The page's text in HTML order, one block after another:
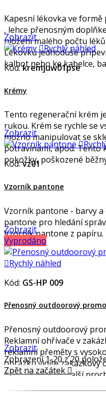
Kapesní lékovka ve
, lehce přenosným
uložení malého počtu
Lékovku jednoduše
kalhot nebo ke kabelce,
Zobrazit
Rychlý náhled
Kód:kremjuw01pse
Krémy
Tento regenerační krém
rukou. Krém se rychle se
možno manipulovat se
potravinami, apod. Tento
pokožky, poškozené
Zobrazit

Kód:vz01
Vzorník pantone
Vzorník pantone - barvy
pantone pro hledání
Vzorník pantone z papíru.
Zobrazit
Vyprodáno
Rychlý náhled
Kód: GS-HP 009
Přenosný outdoorový
Přenosný outdoorový
Reklamní ohřívače v
reklamní přeměty s
obrázku vidíte zakázkový
matka, která na delší
Zobrazit
Zobrazení 1-20 z 20
Zpět na začátek 